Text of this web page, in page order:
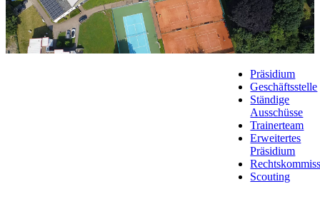
Präsidium
Geschäftsstelle
Ständige
Ausschüsse
Trainerteam
Erweitertes
Präsidium
Scouting